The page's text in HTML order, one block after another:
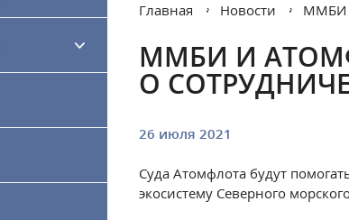
Главная Новости ММБИ
ММБИ И
О
26 июля 2021
Суда Атомфлота будут
экосистему Северного